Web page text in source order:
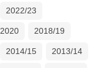
2022/23
2018/19
2014/15 2013/14